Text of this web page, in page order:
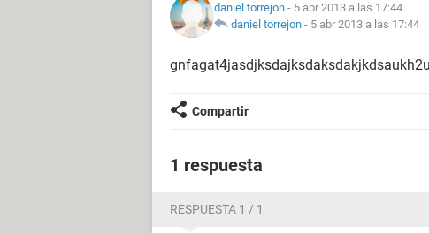
daniel torrejon - 5 abr 2013 a las 17:44
daniel torrejon - 5 abr 2013 a las 17:44
Compartir
1 respuesta
RESPUESTA 1 / 1